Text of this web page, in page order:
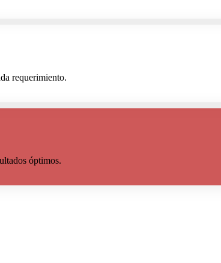
requerimiento.
óptimos.